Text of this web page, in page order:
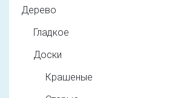
Дерево
Гладкое
Доски
Крашеные